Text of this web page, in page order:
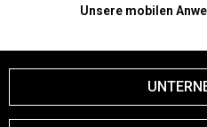
Unsere mobilen